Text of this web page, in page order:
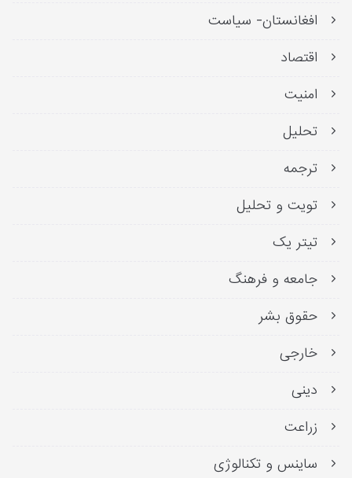
افغانستان- سیاست
اقتصاد
امنیت
تحلیل
ترجمه
تویت و تحلیل
تیتر یک
جامعه و فرهنگ
حقوق بشر
خارجی
دینی
زراعت
ساینس و تکنالوژی